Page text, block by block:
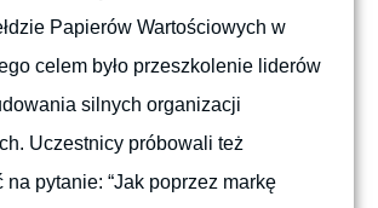
Papierów Wartościowych w
celem było przeszkolenie liderów
silnych organizacji
Uczestnicy próbowali też
pytanie: “Jak poprzez markę